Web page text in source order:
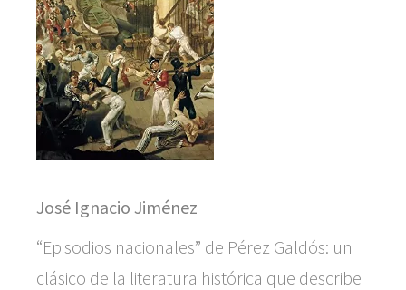
José Ignacio Jiménez
“Episodios nacionales” de Pérez Galdós: un
clásico de la literatura histórica que describe